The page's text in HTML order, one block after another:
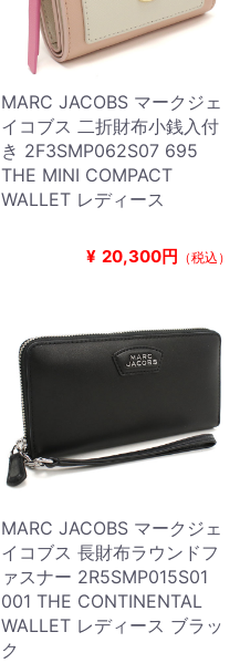
MARC JACOBS マークジェ
イコブス 二折財布小銭入付
き 2F3SMP062S07 695
THE MINI COMPACT
WALLET レディース
¥ 20,300円 （税込）
MARC JACOBS マークジェ
イコブス 長財布ラウンドフ
ァスナー 2R5SMP015S01
001 THE CONTINENTAL
WALLET レディース ブラッ
ク